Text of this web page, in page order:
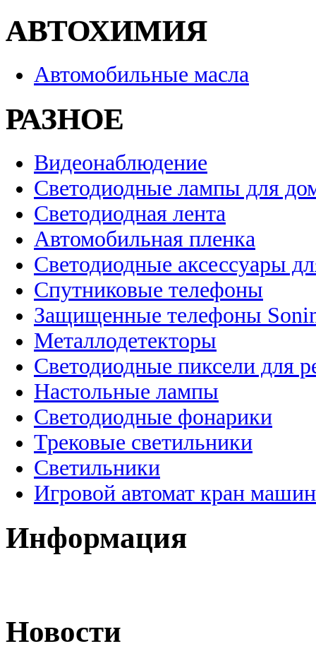
АВТОХИМИЯ
Автомобильные масла
РАЗНОЕ
Видеонаблюдение
Светодиодные лампы для
Светодиодная лента
Автомобильная пленка
Светодиодные аксессуары
Спутниковые телефоны
Защищенные телефоны
Металлодетекторы
Светодиодные пиксели для
Настольные лампы
Светодиодные фонарики
Трековые светильники
Светильники
Игровой автомат кран
Информация
Новости